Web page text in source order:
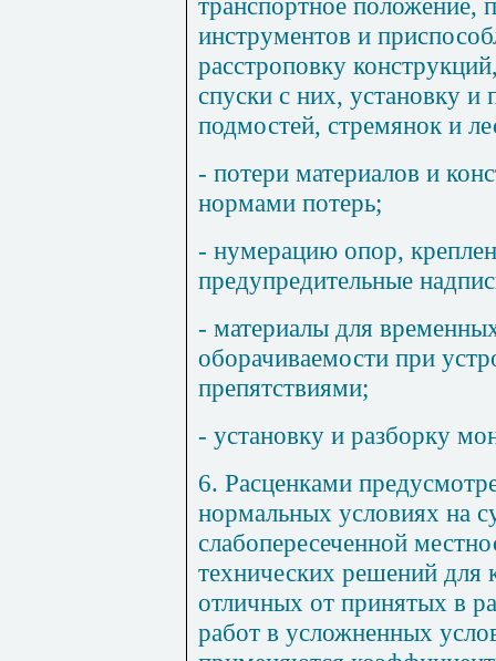
инструментов и
расстроповку
спуски с них, установку и
подмостей, стремянок и
- потери материалов и
нормами потерь;
- нумерацию опор,
предупредительные
- материалы для
оборачиваемости при
препятствиями;
- установку и разборку
6. Расценками
нормальных условиях на
слабопересеченной
технических решений для
отличных от принятых в
работ в усложненных